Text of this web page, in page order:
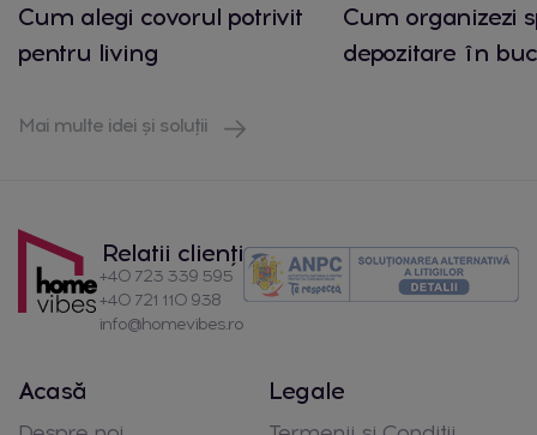
Cum alegi covorul potrivit
pentru living
Cum organizezi
depozitare în
Mai multe idei și soluții
Relatii clienți
+40 723 339 595
+40 721 110 938
info@homevibes.ro
Acasă Legale